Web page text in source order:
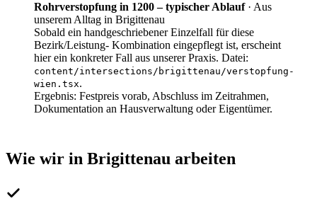
Rohrverstopfung in 1200 – typischer Ablauf· Aus
unserem Alltag in Brigittenau
Sobald ein handgeschriebener Einzelfall für diese
Bezirk/Leistung- Kombination eingepflegt ist, erscheint
hier ein konkreter Fall aus unserer Praxis. Datei:
content/intersections/ brigittenau/verstopfung-
wien .tsx.
Ergebnis: Festpreis vorab, Abschluss im Zeitrahmen,
Dokumentation an Hausverwaltung oder Eigentümer.
Wie wir in Brigittenau arbeiten